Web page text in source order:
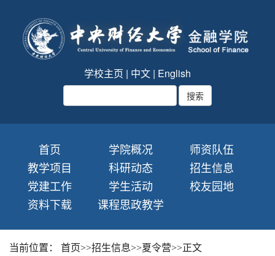
学校主页 | 中文 | English
首页 学院概况
师资队伍
教学项目
科研动态
招生信息
党建工作
学生活动
校友园地
资料下载
课程思政教学
当前位置： 首页>>招生信息>>夏令营>>正文